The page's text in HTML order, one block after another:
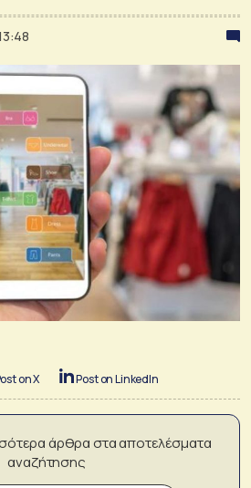
on X Post on LinkedIn
άρθρα στα αποτελέσματα
αναζήτησης